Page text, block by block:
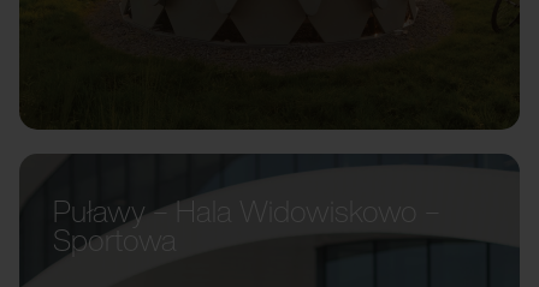
Puławy – Hala Widowiskowo –
Sportowa